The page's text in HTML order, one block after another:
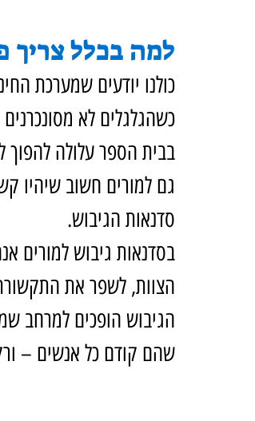
למה בכלל צריך
כולנו יודעים שמערכת
כשהגלגלים לא
בבית הספר עלולה להפוך
גם למורים חשוב שיהיו
סדנאות הגיבוש.
בסדנאות גיבוש למורים
הצוות, לשפר את
הגיבוש הופכים למרחב
שהם קודם כל אנשים –